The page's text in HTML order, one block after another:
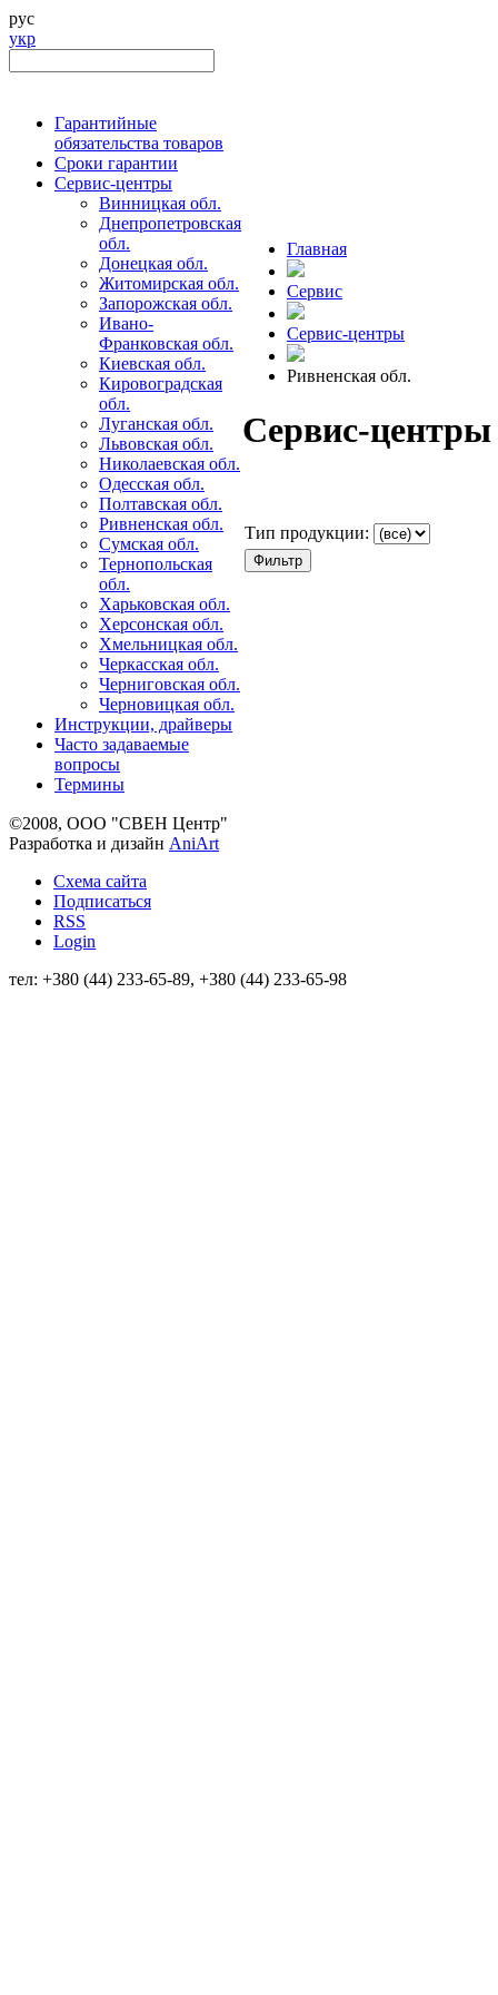
рус
укр
Гарантийные
обязательства товаров
Сроки гарантии
Сервис-центры
Винницкая обл.
Днепропетровская
обл.
Донецкая обл.
Житомирская обл.
Запорожская обл.
Ивано-
Франковская обл.
Киевская обл.
Кировоградская
обл.
Луганская обл.
Львовская обл.
Николаевская обл.
Одесская обл.
Полтавская обл.
Ривненская обл.
Сумская обл.
Тернопольская
обл.
Харьковская обл.
Херсонская обл.
Хмельницкая обл.
Черкасская обл.
Черниговская обл.
Черновицкая обл.
Инструкции, драйверы
Часто задаваемые
вопросы
Термины
Главная
Сервис
Сервис-центры
Ривненская обл.
Сервис-центры
Тип продукции:
©2008, ООО "СВЕН Центр"
Разработка и дизайн AniArt
Схема сайта
Подписаться
RSS
Login
тел: +380 (44) 233-65-89, +380 (44) 233-65-98